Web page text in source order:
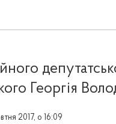
Георгія
2017, о 16:09